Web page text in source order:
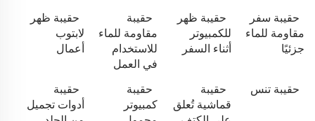
حقيبة سفر
مقاومة للماء
جزئيًا
حقيبة ظهر
للكمبيوتر
أثناء السفر
حقيبة
مقاومة للماء
للاستخدام
في العمل
حقيبة ظهر
لابتوب
أعمال
حقيبة تنس
حقيبة
قماشية تُعلق
حقيبة
كمبيوتر
حقيبة
أدوات تجميل